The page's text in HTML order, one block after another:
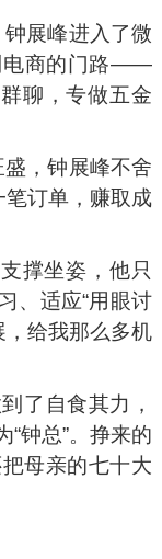
展峰进入了微
电商的门路——
聊，专做五金
，钟展峰不舍
笔订单，赚取成
撑坐姿，他只
、适应“用眼讨
，给我那么多机
了自食其力，
钟总”。挣来的
母亲的七十大